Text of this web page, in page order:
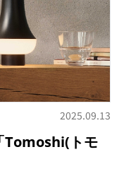
2025.09.13
Tomoshi(トモ